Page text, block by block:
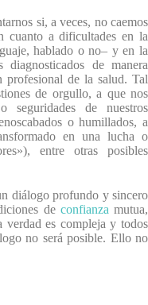
si, a veces, no caemos
cuanto a dificultades en la
hablado o no– y en la
diagnosticados de manera
profesional de la salud. Tal
de orgullo, a que nos
seguridades de nuestros
o humillados, a
en una lucha o
entre otras posibles
diálogo profundo y sincero
de confianzamutua,
verdad es compleja y todos
no será posible. Ello no